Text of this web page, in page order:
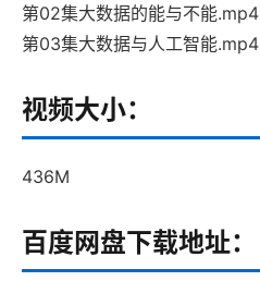
第02集大数据的能与不能.mp4
第03集大数据与人工智能.mp4
视频大小：
436M
百度网盘下载地址：